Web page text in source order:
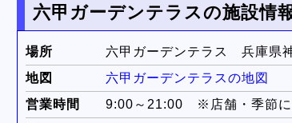
六甲ガーデンテラスの施設情
場所
六甲ガーデンテラス 兵庫県
地図
六甲ガーデンテラスの地図
営業時間
9:00～21:00 ※店舗・季節に